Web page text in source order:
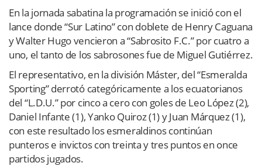
En la jornada sabatina la programación se inició con el
lance donde “Sur Latino” con doblete de Henry Caguana
y Walter Hugo vencieron a “Sabrosito F.C.” por cuatro a
uno, el tanto de los sabrosones fue de Miguel Gutiérrez.
El representativo, en la división Máster, del “Esmeralda
Sporting” derrotó categóricamente a los ecuatorianos
del “L.D.U.” por cinco a cero con goles de Leo López (2),
Daniel Infante (1), Yanko Quiroz (1) y Juan Márquez (1),
con este resultado los esmeraldinos continúan
punteros e invictos con treinta y tres puntos en once
partidos jugados.